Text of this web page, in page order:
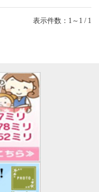
表示件数：1～1 / 1